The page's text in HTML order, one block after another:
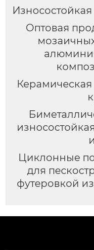
Оптовая
Циклонные
для
футеровкой